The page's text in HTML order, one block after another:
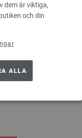
dem är viktiga,
och din
ALLA